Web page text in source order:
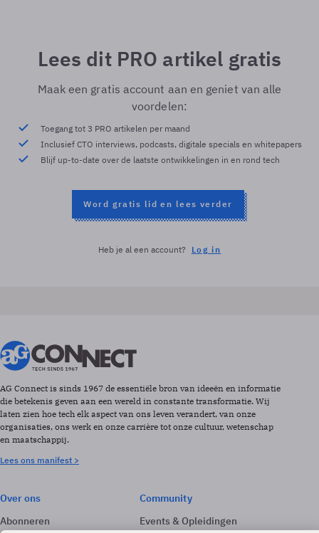
Lees dit PRO artikel gratis
Maak een gratis account aan en geniet van alle
voordelen:
Toegang tot 3 PRO artikelen per maand
Inclusief CTO interviews, podcasts, digitale specials en whitepapers
Blijf up-to-date over de laatste ontwikkelingen in en rond tech
Word gratis lid en lees verder
Heb je al een account? Log in
AG Connect is sinds 1967 de essentiële bron van ideeën en informatie
die betekenis geven aan een wereld in constante transformatie. Wij
laten zien hoe tech elk aspect van ons leven verandert, van onze
organisaties, ons werk en onze carrière tot onze cultuur, wetenschap
en maatschappij.
Lees ons manifest >
Over ons
Abonneren
Community
Events & Opleidingen